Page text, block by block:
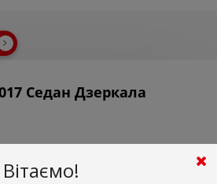
Седан Дзеркала
грн.
Вітаємо!